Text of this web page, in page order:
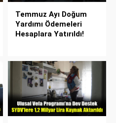
Temmuz Ayı Doğum
Yardımı Ödemeleri
Hesaplara Yatırıldı!